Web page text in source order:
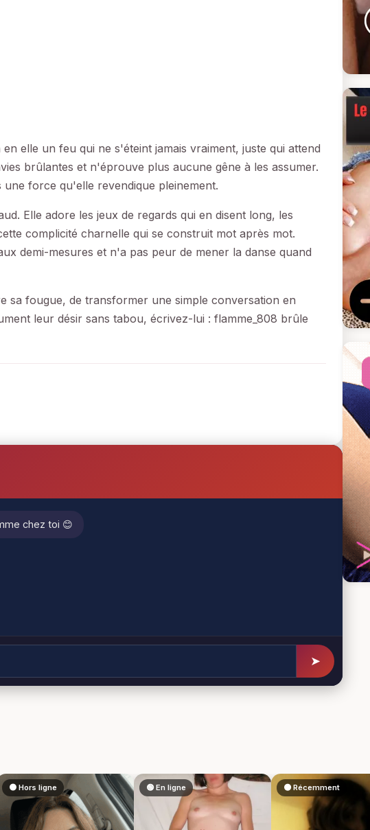
elle un feu qui ne s'éteint jamais vraiment, juste qui attend
brûlantes et n'éprouve plus aucune gêne à les assumer.
force qu'elle revendique pleinement.
Elle adore les jeux de regards qui en disent long, les
complicité charnelle qui se construit mot après mot.
demi-mesures et n'a pas peur de mener la danse quand
sa fougue, de transformer une simple conversation en
leur désir sans tabou, écrivez-lui : flamme_808 brûle
chez toi 😊
➤
⚫ Hors ligne 🟢 En ligne 🟠 Récemment